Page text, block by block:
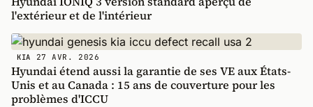
l'extérieur et de l'intérieur
KIA 27 AVR. 2026
Hyundai étend aussi la garantie de ses VE aux États-
Unis et au Canada : 15 ans de couverture pour les
problèmes d'ICCU